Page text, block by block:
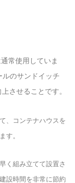
常使用していま
のサンドイッチ
させることです。
、コンテナハウスを
す。
く組み立てて設置さ
設時間を非常に節約